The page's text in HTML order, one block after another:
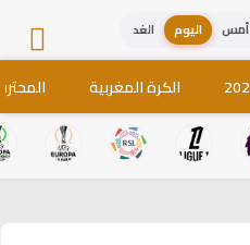
أمس اليوم الغد
الكرة المغربية